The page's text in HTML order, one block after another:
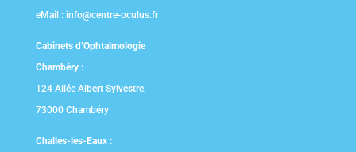
eMail : info@centre-oculus.fr
Cabinets d’Ophtalmologie
Chambéry :
124 Allée Albert Sylvestre,
73000 Chambéry
Challes-les-Eaux :